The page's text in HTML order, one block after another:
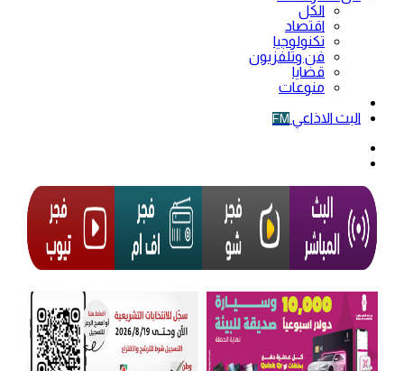
الكل
اقتصاد
تكنولوجيا
فن وتلفزيون
قضايا
منوعات
البث الاذاعي FM